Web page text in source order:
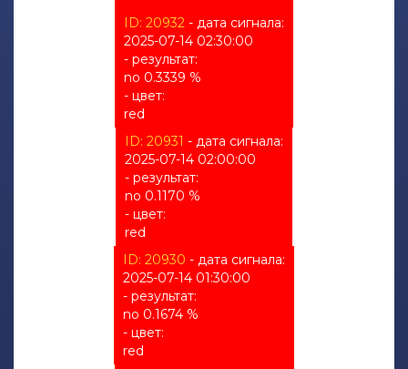
ID: 20932 - дата сигнала:
2025-07-14 02:30:00
- результат:
no 0.3339 %
- цвет:
red
ID: 20931 - дата сигнала:
2025-07-14 02:00:00
- результат:
no 0.1170 %
- цвет:
red
ID: 20930 - дата сигнала:
2025-07-14 01:30:00
- результат:
no 0.1674 %
- цвет:
red